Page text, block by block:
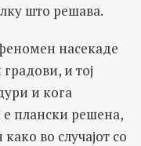
што решава.
насекаде
и тој
и кога
е плански решена,
во случајот со